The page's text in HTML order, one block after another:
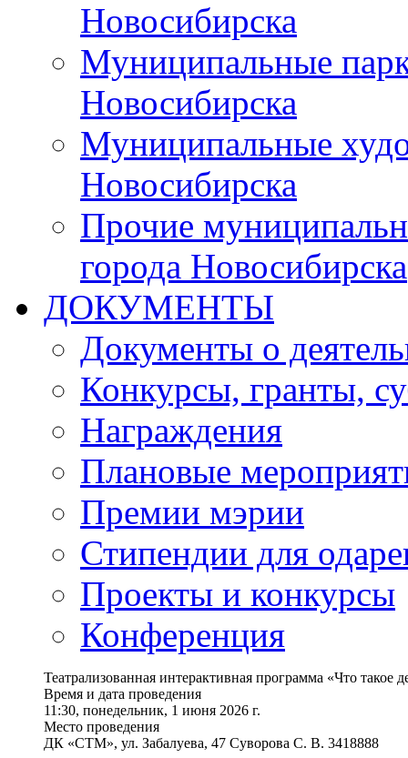
Новосибирска
Муниципальные
Новосибирска
Муниципальные
Новосибирска
Прочие
города Новосибирска
ДОКУМЕНТЫ
Документы о
Конкурсы, гранты,
Награждения
Плановые
Премии мэрии
Стипендии для
Проекты и конкурсы
Конференция
Театрализованная интерактивная программа «Что такое
Время и дата проведения
11:30, понедельник, 1 июня 2026 г.
Место проведения
ДК «СТМ», ул. Забалуева, 47 Суворова С. В. 3418888